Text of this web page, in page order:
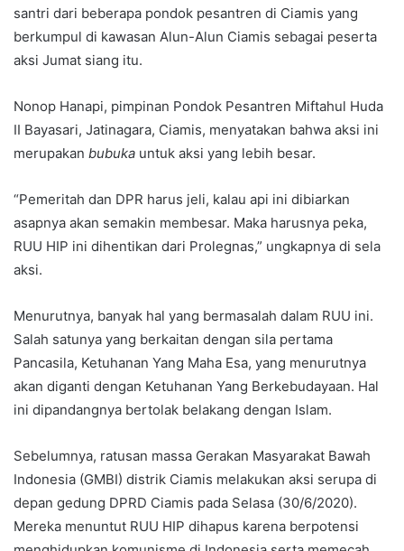
santri dari beberapa pondok pesantren di Ciamis yang
berkumpul di kawasan Alun-Alun Ciamis sebagai peserta
aksi Jumat siang itu.
Nonop Hanapi, pimpinan Pondok Pesantren Miftahul Huda
II Bayasari, Jatinagara, Ciamis, menyatakan bahwa aksi ini
merupakan bubuka untuk aksi yang lebih besar.
“Pemeritah dan DPR harus jeli, kalau api ini dibiarkan
asapnya akan semakin membesar. Maka harusnya peka,
RUU HIP ini dihentikan dari Prolegnas,” ungkapnya di sela
aksi.
Menurutnya, banyak hal yang bermasalah dalam RUU ini.
Salah satunya yang berkaitan dengan sila pertama
Pancasila, Ketuhanan Yang Maha Esa, yang menurutnya
akan diganti dengan Ketuhanan Yang Berkebudayaan. Hal
ini dipandangnya bertolak belakang dengan Islam.
Sebelumnya, ratusan massa Gerakan Masyarakat Bawah
Indonesia (GMBI) distrik Ciamis melakukan aksi serupa di
depan gedung DPRD Ciamis pada Selasa (30/6/2020).
Mereka menuntut RUU HIP dihapus karena berpotensi